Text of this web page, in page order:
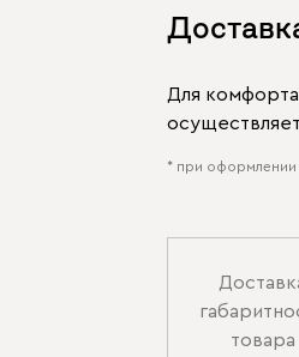
Для
* при оформлении
товара